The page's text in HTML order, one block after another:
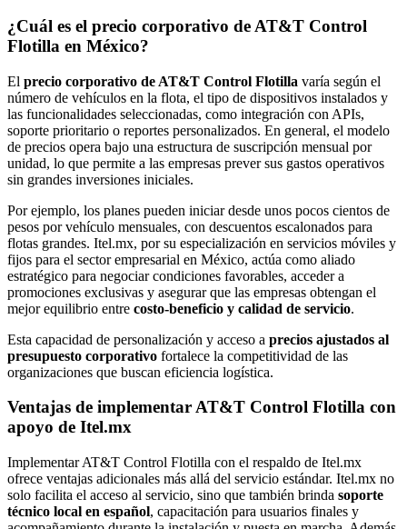
¿Cuál es el precio corporativo de AT&T Control
Flotilla en México?
El precio corporativo de AT&T Control Flotilla varía según el
número de vehículos en la flota, el tipo de dispositivos instalados y
las funcionalidades seleccionadas, como integración con APIs,
soporte prioritario o reportes personalizados. En general, el modelo
de precios opera bajo una estructura de suscripción mensual por
unidad, lo que permite a las empresas prever sus gastos operativos
sin grandes inversiones iniciales.
Por ejemplo, los planes pueden iniciar desde unos pocos cientos de
pesos por vehículo mensuales, con descuentos escalonados para
flotas grandes. Itel.mx, por su especialización en servicios móviles y
fijos para el sector empresarial en México, actúa como aliado
estratégico para negociar condiciones favorables, acceder a
promociones exclusivas y asegurar que las empresas obtengan el
mejor equilibrio entre costo-beneficio y calidad de servicio.
Esta capacidad de personalización y acceso a precios ajustados al
presupuesto corporativo fortalece la competitividad de las
organizaciones que buscan eficiencia logística.
Ventajas de implementar AT&T Control Flotilla con
apoyo de Itel.mx
Implementar AT&T Control Flotilla con el respaldo de Itel.mx
ofrece ventajas adicionales más allá del servicio estándar. Itel.mx no
solo facilita el acceso al servicio, sino que también brinda soporte
técnico local en español, capacitación para usuarios finales y